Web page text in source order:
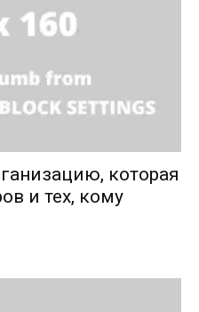
которая
и тех, кому